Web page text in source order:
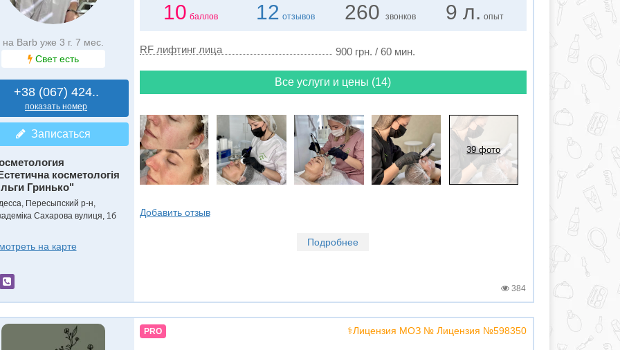
на Barb уже 3 г. 7 мес.
Свет есть
+38 (067) 424..
показать номер
Записаться
косметологія
Гринько"
Пересыпский р-н,
Сахарова вулиця, 1б
на карте
10 баллов 12 отзывов 260 звонков 9 л. опыт
RF лифтинг лица 900 грн. / 60 мин.
Все услуги и цены (14)
39 фото
Добавить отзыв
Подробнее
384
⚕️Лицензия МОЗ № Лицензия №598350
PRO